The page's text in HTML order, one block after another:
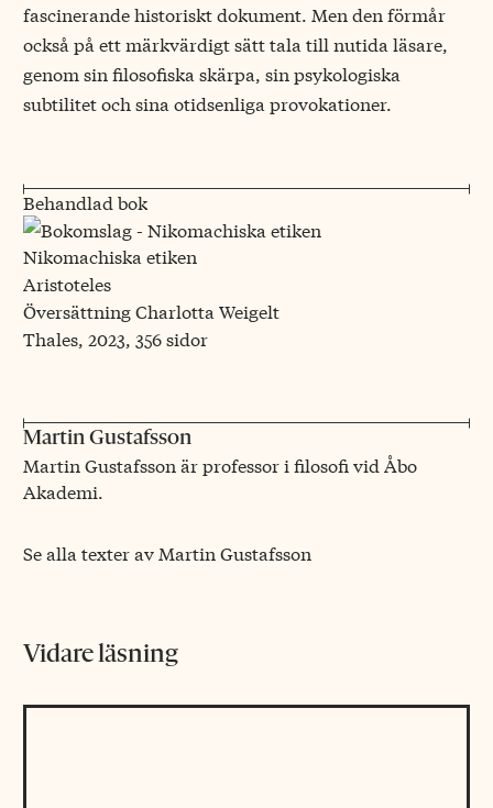
fascinerande historiskt dokument. Men den förmår
också på ett märkvärdigt sätt tala till nutida läsare,
genom sin filosofiska skärpa, sin psykologiska
subtilitet och sina otidsenliga provokationer.
Behandlad bok
Nikomachiska etiken
Aristoteles
Översättning Charlotta Weigelt
Thales, 2023, 356 sidor
Martin Gustafsson
Martin Gustafsson är professor i filosofi vid Åbo
Akademi.
Se alla texter av Martin Gustafsson
Vidare läsning